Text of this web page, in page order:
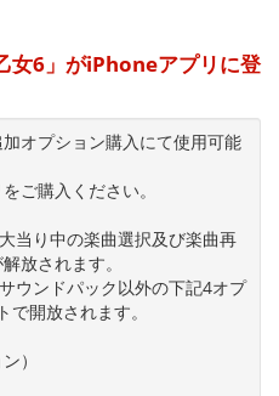
女6」がiPhoneアプリに登
オプション購入にて使用可能
ご購入ください。
当り中の楽曲選択及び楽曲再
放されます。
ウンドパック以外の下記4オプ
開放されます。
）